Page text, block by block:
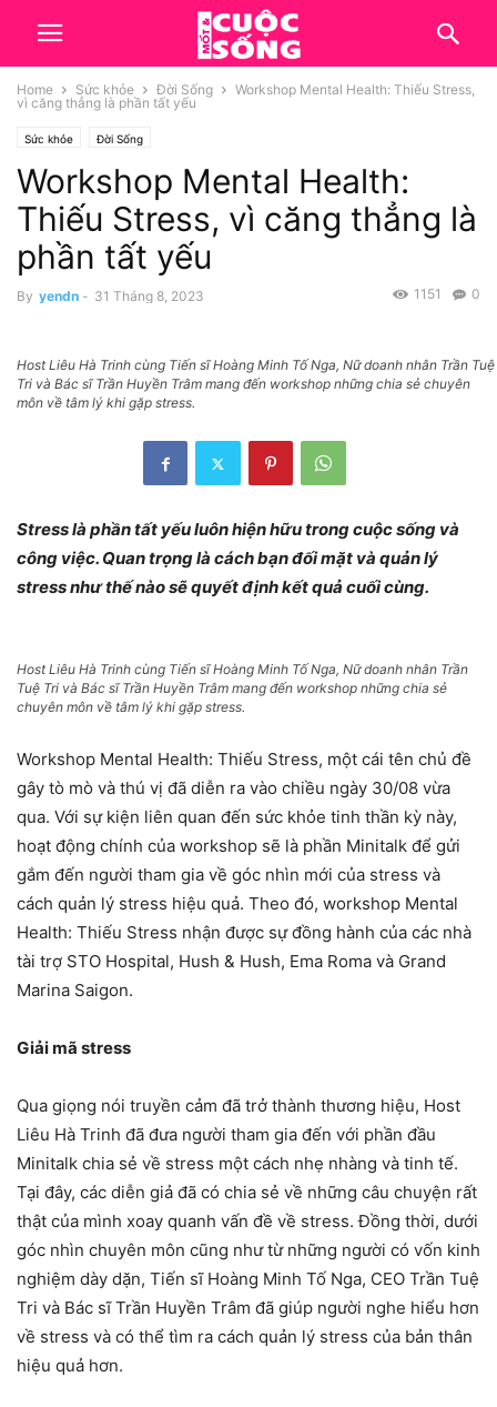
Home Sức khỏe Đời Sống
Workshop Mental Health: Thiếu Stress,
vì căng thẳng là phần tất yếu
Sức khỏe Đời Sống
Workshop Mental Health:
Thiếu Stress, vì căng thẳng là
phần tất yếu
By yendn - 31 Tháng 8, 2023 0
1151
Host Liêu Hà Trinh cùng Tiến sĩ Hoàng Minh Tố Nga, Nữ doanh nhân Trần Tuệ
Tri và Bác sĩ Trần Huyền Trâm mang đến workshop những chia sẻ chuyên
môn về tâm lý khi gặp stress.
Stress là phần tất yếu luôn hiện hữu trong cuộc sống và
công việc. Quan trọng là cách bạn đối mặt và quản lý
stress như thế nào sẽ quyết định kết quả cuối cùng.
Host Liêu Hà Trinh cùng Tiến sĩ Hoàng Minh Tố Nga, Nữ doanh nhân Trần
Tuệ Tri và Bác sĩ Trần Huyền Trâm mang đến workshop những chia sẻ
chuyên môn về tâm lý khi gặp stress.
Workshop Mental Health: Thiếu Stress, một cái tên chủ đề
gây tò mò và thú vị đã diễn ra vào chiều ngày 30/08 vừa
qua. Với sự kiện liên quan đến sức khỏe tinh thần kỳ này,
hoạt động chính của workshop sẽ là phần Minitalk để gửi
gắm đến người tham gia về góc nhìn mới của stress và
cách quản lý stress hiệu quả. Theo đó, workshop Mental
Health: Thiếu Stress nhận được sự đồng hành của các nhà
tài trợ STO Hospital, Hush & Hush, Ema Roma và Grand
Marina Saigon.
Giải mã stress
Qua giọng nói truyền cảm đã trở thành thương hiệu, Host
Liêu Hà Trinh đã đưa người tham gia đến với phần đầu
Minitalk chia sẻ về stress một cách nhẹ nhàng và tinh tế.
Tại đây, các diễn giả đã có chia sẻ về những câu chuyện rất
thật của mình xoay quanh vấn đề về stress. Đồng thời, dưới
góc nhìn chuyên môn cũng như từ những người có vốn kinh
nghiệm dày dặn, Tiến sĩ Hoàng Minh Tố Nga, CEO Trần Tuệ
Tri và Bác sĩ Trần Huyền Trâm đã giúp người nghe hiểu hơn
về stress và có thể tìm ra cách quản lý stress của bản thân
hiệu quả hơn.